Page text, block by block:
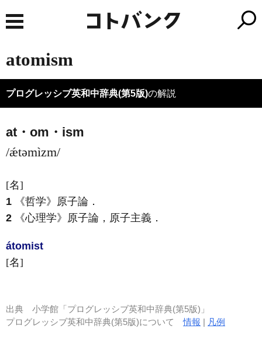
atomism
プログレッシブ英和中辞典(第5版)の解説
at・om・ism
/ǽtəmìzm/
[名]
1
《哲学》 原子論 ．
2
《心理学》 原子論，原子主義 ．
átomist
[名]
出典 小学館「プログレッシブ英和中辞典(第5版)」
プログレッシブ英和中辞典(第5版)について情報 | 凡例